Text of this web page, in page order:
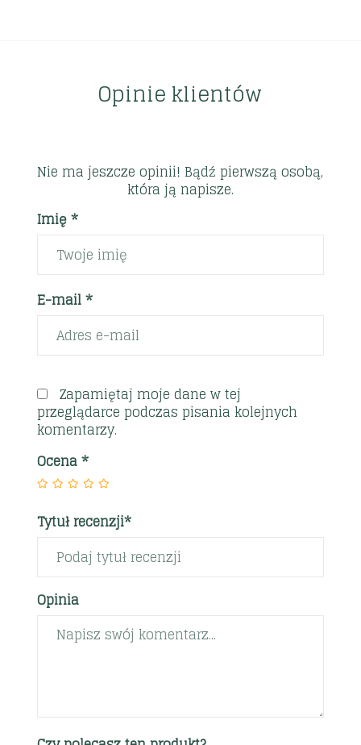
Opinie klientów
Nie ma jeszcze opinii! Bądź pierwszą osobą,
która ją napisze.
Imię *
E-mail *
Zapamiętaj moje dane w tej
przeglądarce podczas pisania kolejnych
komentarzy.
Ocena*
Tytuł recenzji*
Opinia